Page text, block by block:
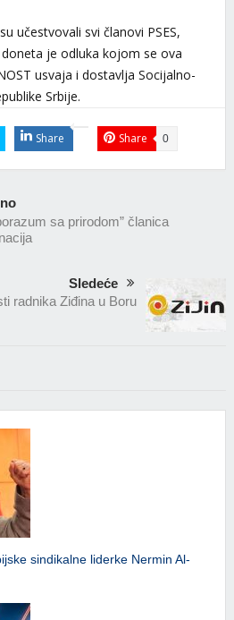
učestvovali svi članovi PSES,
je odluka kojom se ova
usvaja i dostavlja Socijalno-
Srbije.
Share Share 0
sa prirodom” članica
Sledeće
radnika Ziđina u Boru
sindikalne liderke Nermin Al-